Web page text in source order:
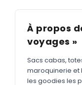
À propos
voyages »
Sacs cabas,
maroquinerie et
les goodies les